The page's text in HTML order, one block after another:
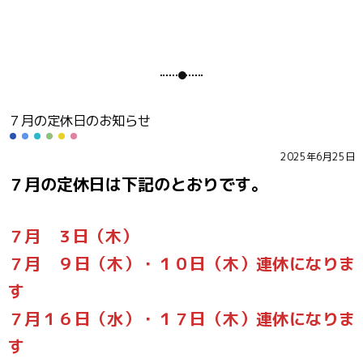
７月の定休日のお知らせ
2025年6月25日
７月の定休日は下記のとおりです。
７月 ３日（木）
７月 ９日（木）・１０日（木）連休になりま
す
７月１６日（水）・１７日（木）連休になりま
す